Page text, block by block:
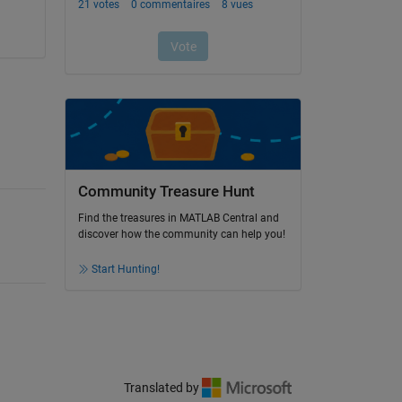
Community Treasure Hunt
Find the treasures in MATLAB Central and
discover how the community can help you!
Start Hunting!
Translated by